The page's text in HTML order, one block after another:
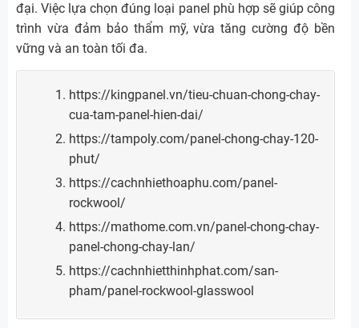
đại. Việc lựa chọn đúng loại panel phù hợp sẽ giúp công
trình vừa đảm bảo thẩm mỹ, vừa tăng cường độ bền
vững và an toàn tối đa.
https://kingpanel.vn/tieu-chuan-chong-chay-
cua-tam-panel-hien-dai/
https://tampoly.com/panel-chong-chay-120-
phut/
https://cachnhiethoaphu.com/panel-
rockwool/
https://mathome.com.vn/panel-chong-chay-
panel-chong-chay-lan/
https://cachnhietthinhphat.com/san-
pham/panel-rockwool-glasswool